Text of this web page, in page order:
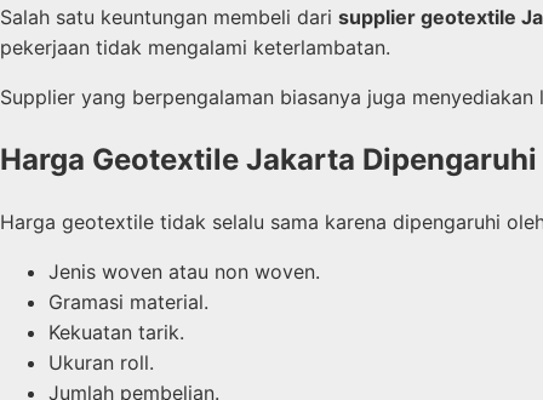
Salah satu keuntungan membeli dari supplier geotextile
pekerjaan tidak mengalami keterlambatan.
Supplier yang berpengalaman biasanya juga
Harga Geotextile Jakarta Dipengaruhi
Harga geotextile tidak selalu sama karena dipengaruhi
Jenis woven atau non woven.
Gramasi material.
Kekuatan tarik.
Ukuran roll.
Jumlah pembelian.